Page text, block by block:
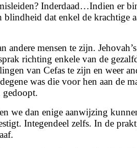
Inderdaad…Indien er
dat enkel de
andere mensen te zijn.
richting enkele van de
van Cefas te zijn en weer
was die voor hen aan de
gedoopt.
we dan enige aanwijzing
Integendeel zelfs. In de